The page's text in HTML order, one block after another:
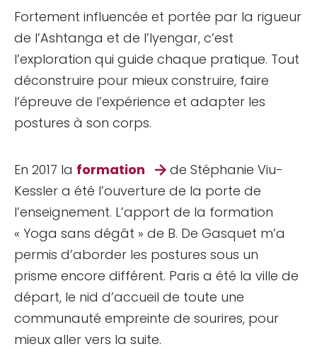
Fortement influencée et portée par la rigueur
de l’Ashtanga et de l’Iyengar, c’est
l’exploration qui guide chaque pratique. Tout
déconstruire pour mieux construire, faire
l’épreuve de l’expérience et adapter les
postures à son corps.
En 2017 la formation
de Stéphanie Viu-
Kessler a été l’ouverture de la porte de
l’enseignement. L’apport de la formation
« Yoga sans dégât » de B. De Gasquet m’a
permis d’aborder les postures sous un
prisme encore différent. Paris a été la ville de
départ, le nid d’accueil de toute une
communauté empreinte de sourires, pour
mieux aller vers la suite.